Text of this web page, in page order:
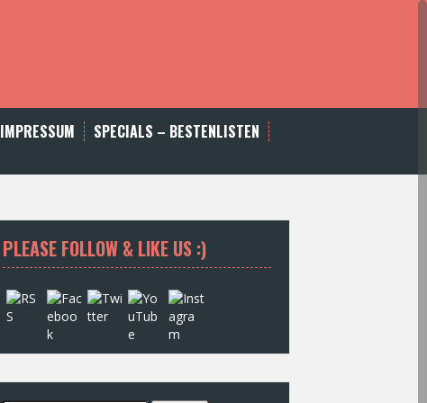
IMPRESSUM
SPECIALS – BESTENLISTEN
PLEASE FOLLOW & LIKE US :)